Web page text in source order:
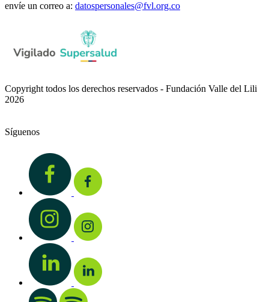
envíe un correo a: datospersonales@fvl.org.co
Copyright todos los derechos reservados - Fundación Valle del Lili
2026
Síguenos